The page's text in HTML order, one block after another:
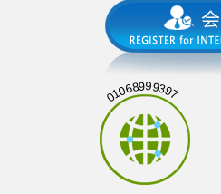
01068999397